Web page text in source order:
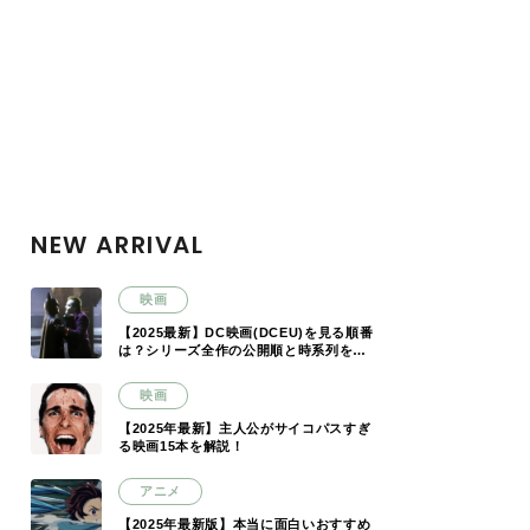
NEW ARRIVAL
映画
【2025最新】DC映画(DCEU)を見る順番
は？シリーズ全作の公開順と時系列を解
映画
【2025年最新】主人公がサイコパスすぎ
る映画15本を解説！
アニメ
【2025年最新版】本当に面白いおすすめ